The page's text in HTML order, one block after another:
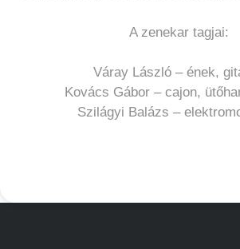
A zenekar tagjai:
Váray László – ének,
Kovács Gábor – cajon,
Szilágyi Balázs –